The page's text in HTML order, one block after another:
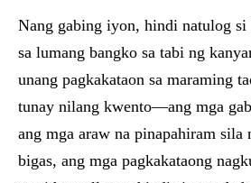
Nang gabing iyon, hindi natulog
sa lumang bangko sa tabi ng
unang pagkakataon sa maraming
tunay nilang kwento—ang mga
ang mga araw na pinapahiram sila
bigas, ang mga pagkakataong